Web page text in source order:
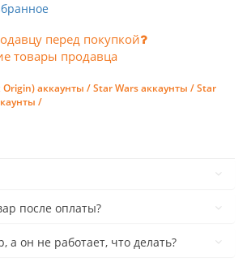
перед покупкой
товары продавца
Origin) аккаунты /Star Wars аккаунты /Star
/
после оплаты?
а он не работает, что делать?